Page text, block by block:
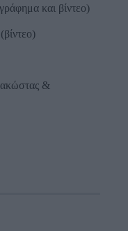
και βίντεο)
&